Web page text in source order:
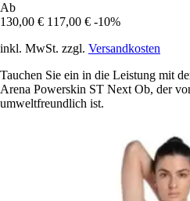
Ab
130,00 € 117,00 € -10%
inkl. MwSt. zzgl. Versandkosten
Tauchen Sie ein in die Leistung mit
Arena Powerskin ST Next Ob, der
umweltfreundlich ist.